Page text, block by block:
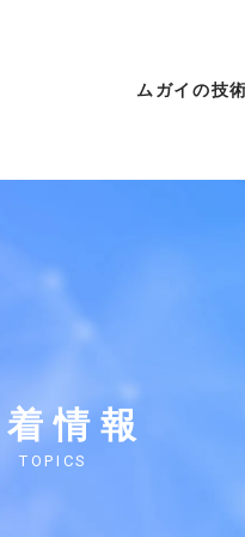
ムガイの技術
情報
TOPICS